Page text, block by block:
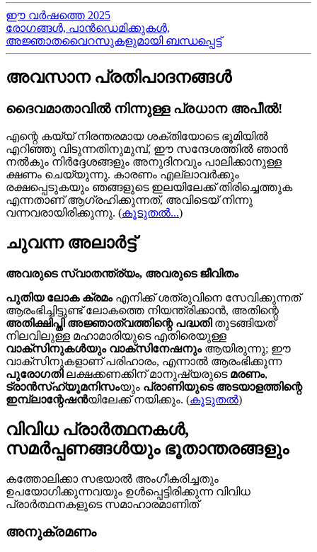
ഈ വർഷത്തെ 2025
രോഗങ്ങൾ, പാൻഡെമിക്കുകൾ,
അജ്ഞാതവൈറസുകളുമായി ബന്ധപ്പെട്ട്
അവസാന പ്രതിപാദനങ്ങൾ
ദൈവമാതാവിൽ നിന്നുള്ള പ്രധാന അപീൽ!
എന്റെ കയ്യ്‍ നിരന്തരമായ ശക്തിയോടെ ഭൂമിയിൽ
എറിഞ്ഞു വിടുന്നതിനുമുമ്പ്, ഈ സന്ദേശത്തിൽ ഞാൻ
നൽകും നിർദ്ദേശങ്ങളും അനുദിനവും പാലിക്കാനുള്ള
ക്ഷണം ചെയ്യുന്നു. കാരണം എല്ലാവർക്കും
രക്ഷപ്പെടുകയും ഞങ്ങളുടെ ഇലയിലേക്ക് തിരിച്ചെത്തുക
എന്നതാണ് ആഗ്രഹിക്കുന്നത്, അവിടെയ്‍ നിന്നു
വന്നവരായിരിക്കുന്നു. (കൂടുതൽ...)
ചുവന്ന അലാർട്ട്
അവരുടെ സ്വാതന്ത്ര്യം, അവരുടെ ജീവിതം
പുതിയ ലോക ക്രമംഎനിക്ക് ശത്രുവിനെ സേവിക്കുന്നത്
ആരംഭിച്ചിട്ടുണ്ട് ലോകത്തെ നിയന്ത്രിക്കാൻ, അതിന്റെ
അതിക്ഷിപ്തി അജ്ഞാത്വത്തിന്റെ പദ്ധതിതുടങ്ങിയത്
നിലവിലുള്ള മഹാമാരിയുടെ എതിരെയുള്ള
വാക്സിനുകൾയും വാക്സിനേഷനുംആയിരുന്നു; ഈ
വാക്സിനുകളാണ് പരിഹാരം, എന്നാൽ ആരംഭിക്കുന്ന
പുരോഗതിലക്ഷക്കണക്കിന് മാനുഷ്യരുടെ മരണം,
ട്രാൻസ്ഹ്യൂമനിസംയും പ്രാണിയുടെ അടയാളത്തിന്റെ
ഇമ്പ്ലാന്റേഷൻയിലേക്ക് നയിക്കും. (കൂടുതൽ)
വിവിധ പ്രാർത്ഥനകൾ,
സമർപ്പണങ്ങൾയും ഭൂതാന്തരങ്ങളും
കത്തോലിക്കാ സഭയാൽ അംഗീകരിച്ചതും
ഉപയോഗിക്കുന്നവയും ഉൾപ്പെട്ടിരിക്കുന്ന വിവിധ
പ്രാർത്ഥനകളുടെ സമാഹാരമാണിത്
അനുക്രമണം